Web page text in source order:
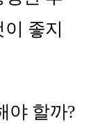
좋지
야 할까?